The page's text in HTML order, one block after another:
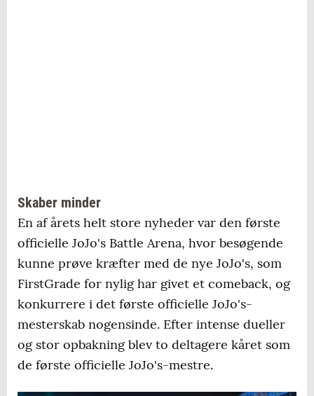
Skaber minder
En af årets helt store nyheder var den første
officielle JoJo's Battle Arena, hvor besøgende
kunne prøve kræfter med de nye JoJo's, som
FirstGrade for nylig har givet et comeback, og
konkurrere i det første officielle JoJo's-
mesterskab nogensinde. Efter intense dueller
og stor opbakning blev to deltagere kåret som
de første officielle JoJo's-mestre.